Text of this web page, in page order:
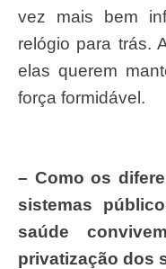
vez mais bem
relógio para trás.
elas querem
força formidável.
– Como os
sistemas pú
saúde
privatização dos